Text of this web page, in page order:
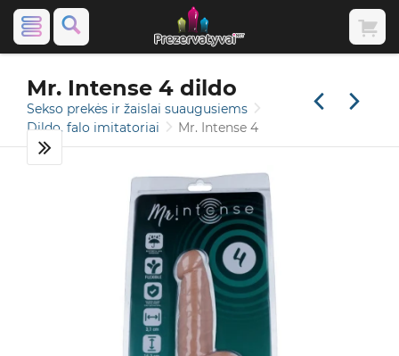
Mr. Intense 4 dildo
Sekso prekės ir žaislai suaugusiems
Dildo, falo imitatoriai
Mr. Intense 4